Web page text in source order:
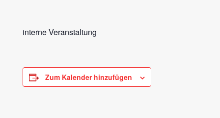
interne Veranstaltung
Zum Kalender hinzufügen